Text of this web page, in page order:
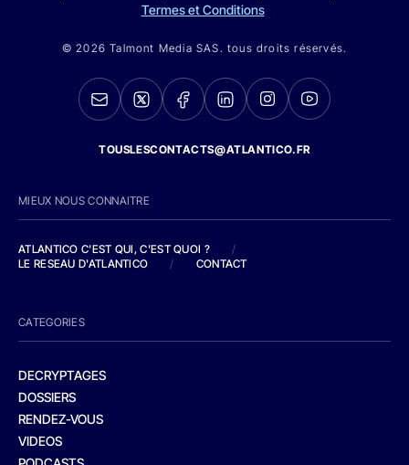
Termes et Conditions
© 2026 Talmont Media SAS. tous droits réservés.
TOUSLESCONTACTS@ATLANTICO.FR
MIEUX NOUS CONNAITRE
ATLANTICO C'EST QUI, C'EST QUOI ?
/
LE RESEAU D'ATLANTICO
/ CONTACT
CATEGORIES
DECRYPTAGES
DOSSIERS
RENDEZ-VOUS
VIDEOS